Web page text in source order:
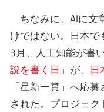
ちなみに、AIに文
けではない。日本
3月、人工知能が書
説を書く日 」が、 日
「星新一賞」へ応
された。プロジェク